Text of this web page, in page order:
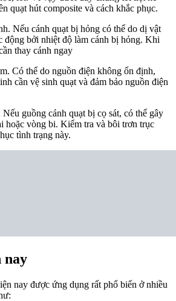
quạt hút composite và cách khắc phục.
Nếu cánh quạt bị hỏng có thể do dị vật
động bởi nhiệt độ làm cánh bị hỏng. Khi
thay cánh ngay
Có thể do nguồn điện không ổn định,
cần vệ sinh quạt và đảm bảo nguồn điện
guồng cánh quạt bị cọ sát, có thể gây
hoặc vòng bi. Kiểm tra và bôi trơn trục
tình trạng này.
nay
nay được ứng dụng rất phổ biến ở nhiều